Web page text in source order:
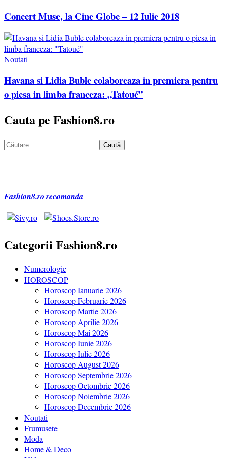
Concert Muse, la Cine Globe – 12 Iulie 2018
Noutati
Havana si Lidia Buble colaboreaza in premiera pentru
o piesa in limba franceza: „Tatoué”
Cauta pe Fashion8.ro
Caută
Fashion8.ro recomanda
Categorii Fashion8.ro
Numerologie
HOROSCOP
Horoscop Ianuarie 2026
Horoscop Februarie 2026
Horoscop Martie 2026
Horoscop Aprilie 2026
Horoscop Mai 2026
Horoscop Iunie 2026
Horoscop Iulie 2026
Horoscop August 2026
Horoscop Septembrie 2026
Horoscop Octombrie 2026
Horoscop Noiembrie 2026
Horoscop Decembrie 2026
Noutati
Frumusete
Moda
Home & Deco